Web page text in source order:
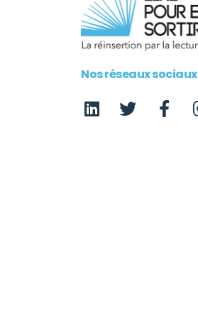
Nos réseaux sociaux